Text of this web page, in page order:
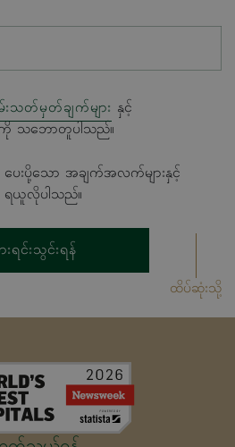
သတ်မှတ်ချက်များ နှင့်
သဘောတူပါသည်။
ေးပို့သော အချက်အလက်များနှင့်
း ရယူလိုပါသည်။
းရင်းသွင်းရန်
ထိပ်ဆုံးသို့